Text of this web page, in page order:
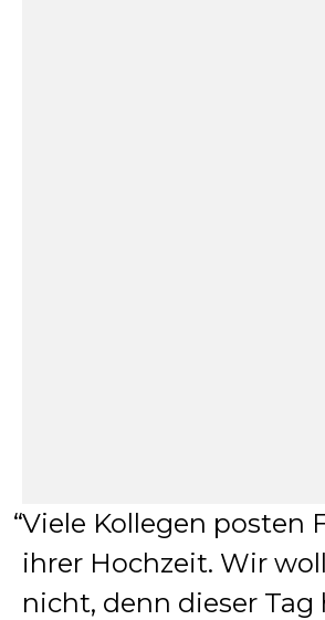
Viele Kollegen posten
ihrer Hochzeit. Wir
nicht, denn dieser Tag